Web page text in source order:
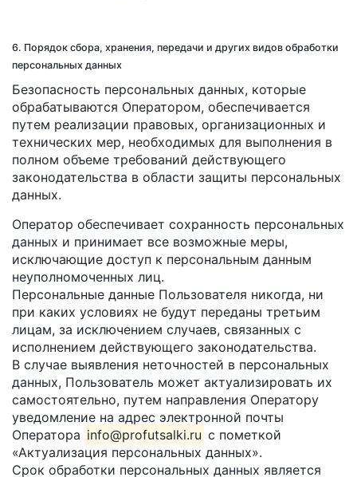
6. Порядок сбора, хранения, передачи и других видов обработки
персональных данных
Безопасность персональных данных, которые
обрабатываются Оператором, обеспечивается
путем реализации правовых, организационных и
технических мер, необходимых для выполнения в
полном объеме требований действующего
законодательства в области защиты персональных
данных.
Оператор обеспечивает сохранность персональных
данных и принимает все возможные меры,
исключающие доступ к персональным данным
неуполномоченных лиц.
Персональные данные Пользователя никогда, ни
при каких условиях не будут переданы третьим
лицам, за исключением случаев, связанных с
исполнением действующего законодательства.
В случае выявления неточностей в персональных
данных, Пользователь может актуализировать их
самостоятельно, путем направления Оператору
уведомление на адрес электронной почты
Оператора info@profutsalki.ru с пометкой
«Актуализация персональных данных».
Срок обработки персональных данных является